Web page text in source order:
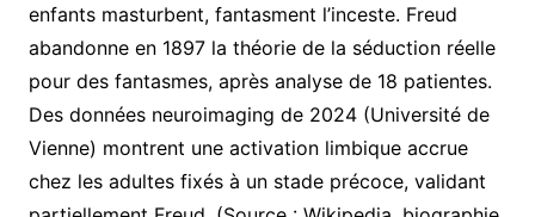
enfants masturbent, fantasment l’inceste. Freud
abandonne en 1897 la théorie de la séduction réelle
pour des fantasmes, après analyse de 18 patientes.
Des données neuroimaging de 2024 (Université de
Vienne) montrent une activation limbique accrue
chez les adultes fixés à un stade précoce, validant